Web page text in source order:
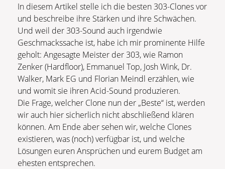
In diesem Artikel stelle ich die besten 303-Clones vor
und beschreibe ihre Stärken und ihre Schwächen.
Und weil der 303-Sound auch irgendwie
Geschmackssache ist, habe ich mir prominente Hilfe
geholt: Angesagte Meister der 303, wie Ramon
Zenker (Hardfloor), Emmanuel Top, Josh Wink, Dr.
Walker, Mark EG und Florian Meindl erzählen, wie
und womit sie ihren Acid-Sound produzieren.
Die Frage, welcher Clone nun der „Beste“ ist, werden
wir auch hier sicherlich nicht abschließend klären
können. Am Ende aber sehen wir, welche Clones
existieren, was (noch) verfügbar ist, und welche
Lösungen euren Ansprüchen und eurem Budget am
ehesten entsprechen.